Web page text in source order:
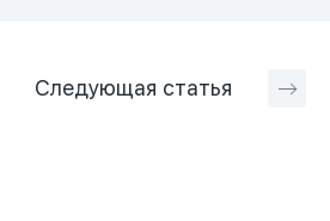
Следующая статья